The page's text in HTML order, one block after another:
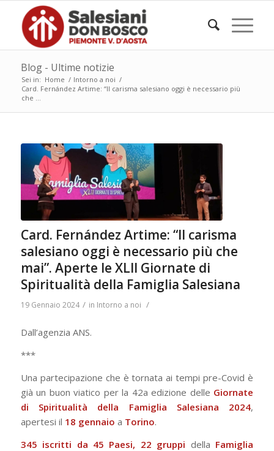
Blog - Ultime notizie
Sei in: Home / Intorno a noi /
Card. Fernández Artime: “Il carisma salesiano oggi è necessario più
che ...
Card. Fernández Artime: “Il carisma
salesiano oggi è necessario più che
mai”. Aperte le XLII Giornate di
Spiritualità della Famiglia Salesiana
19 Gennaio 2024 / in Intorno a noi /
Dall’agenzia ANS.
***
Una partecipazione che è tornata ai tempi pre-Covid è
già un buon viatico per la 42a edizione delle Giornate
di Spiritualità della Famiglia Salesiana 2024,
apertesi il 18 gennaio a Torino.
345 iscritti da 45 Paesi, 22 gruppi della Famiglia